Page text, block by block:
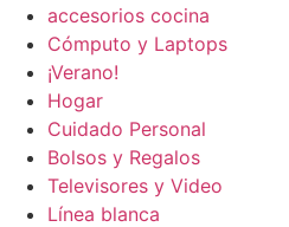
accesorios cocina
Cómputo y Laptops
¡Verano!
Hogar
Cuidado Personal
Bolsos y Regalos
Televisores y Video
Línea blanca